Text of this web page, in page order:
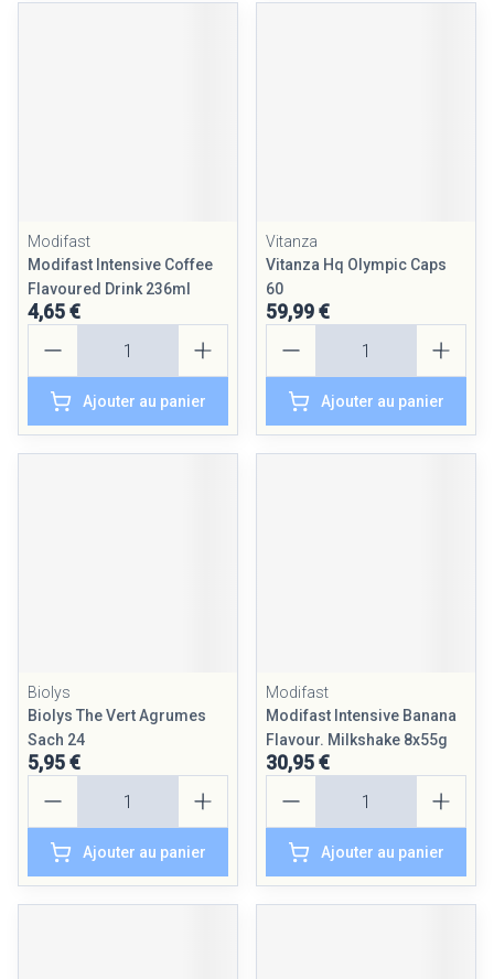
Modifast
Modifast Intensive Coffee
Flavoured Drink 236ml
4,65 €
Ajouter au panier
Vitanza
Vitanza Hq Olympic Caps
60
59,99 €
Ajouter au panier
Biolys
Biolys The Vert Agrumes
Sach 24
5,95 €
Ajouter au panier
Modifast
Modifast Intensive Banana
Flavour. Milkshake 8x55g
30,95 €
Ajouter au panier